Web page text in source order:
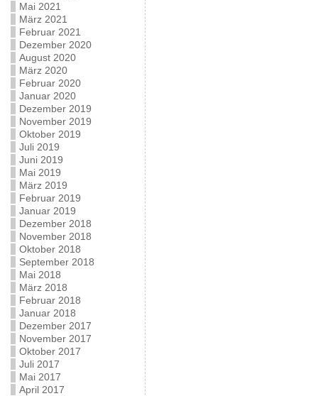
Mai 2021
März 2021
Februar 2021
Dezember 2020
August 2020
März 2020
Februar 2020
Januar 2020
Dezember 2019
November 2019
Oktober 2019
Juli 2019
Juni 2019
Mai 2019
März 2019
Februar 2019
Januar 2019
Dezember 2018
November 2018
Oktober 2018
September 2018
Mai 2018
März 2018
Februar 2018
Januar 2018
Dezember 2017
November 2017
Oktober 2017
Juli 2017
Mai 2017
April 2017